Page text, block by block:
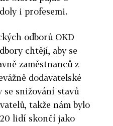
i profesemi.
odborů OKD
chtějí, aby se
zaměstnanců z
dodavatelské
se snižování stavů
takže nám bylo
lidí skončí jako